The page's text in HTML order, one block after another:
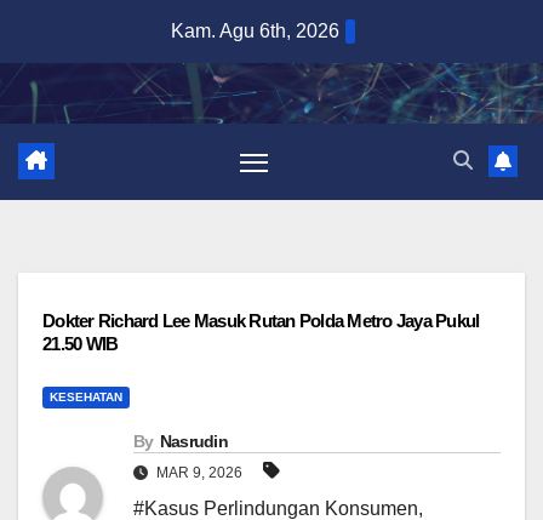
content
Kam. Agu 6th, 2026
KESEHATAN
Dokter Richard Lee Masuk Rutan Polda Metro Jaya Pukul
21.50 WIB
By Nasrudin
MAR 9, 2026
#Kasus Perlindungan Konsumen,